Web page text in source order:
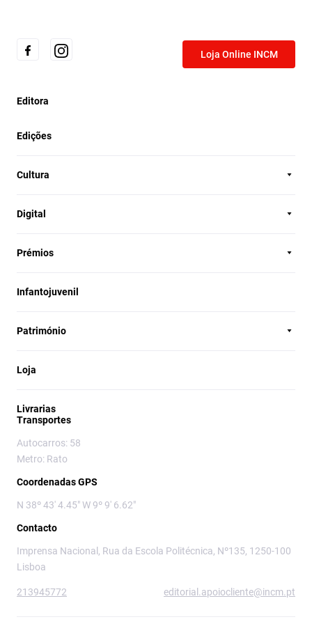
Loja Online INCM
Editora
Edições
Cultura
Digital
Prémios
Infantojuvenil
Património
Loja
Livrarias
Transportes
Autocarros: 58
Metro: Rato
Coordenadas GPS
N 38º 43' 4.45" W 9º 9' 6.62"
Contacto
Imprensa Nacional, Rua da Escola Politécnica, Nº135, 1250-100
Lisboa
213945772 editorial.apoiocliente@incm.pt